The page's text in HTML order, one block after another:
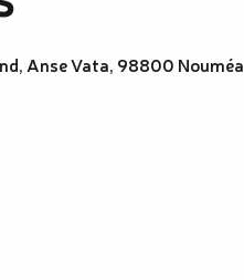
Anse Vata, 98800 Nouméa